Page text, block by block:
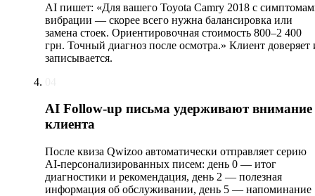
AI пишет: «Для вашего Toyota Camry 2018 с
вибрации — скорее всего нужна балансировка или
замена стоек. Ориентировочная стоимость 800–2 400
грн. Точный диагноз после осмотра.» Клиент доверяет
записывается.
AI Follow-up письма удерживают внимание
клиента
После квиза Qwizoo автоматически отправляет серию
AI-персонализированных писем: день 0 — итог
диагностики и рекомендация, день 2 — полезная
информация об обслуживании, день 5 — напоминание